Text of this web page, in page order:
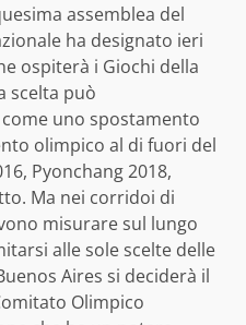
assemblea del
ha designato ieri
ospiterà i Giochi della
scelta può
uno spostamento
olimpico al di fuori del
Pyonchang 2018,
Ma nei corridoi di
misurare sul lungo
alle sole scelte delle
Aires si deciderà il
Olimpico